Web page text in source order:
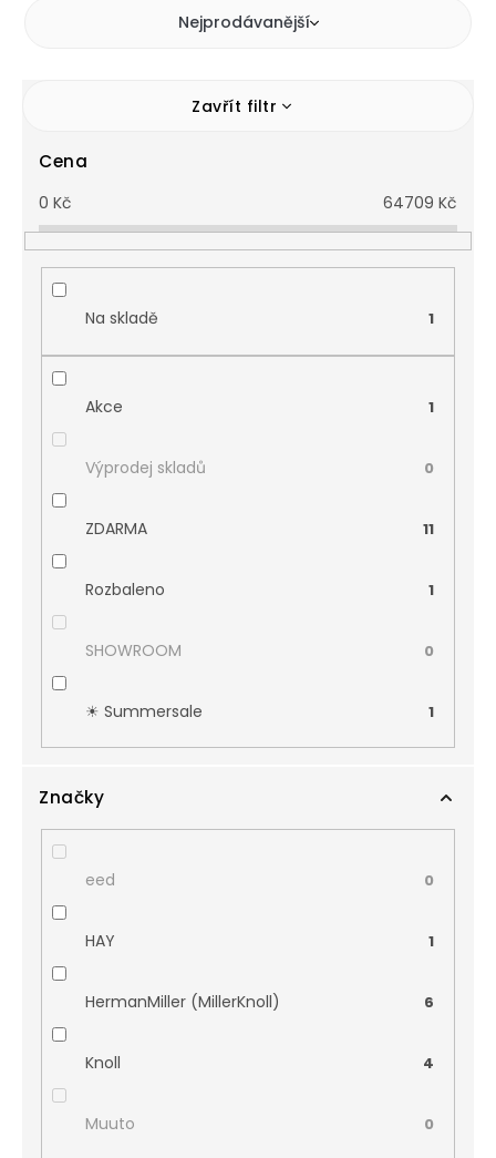
Nejprodávanější
Zavřít filtr
Cena
0 Kč 64709 Kč
Na skladě 1
Akce 1
Výprodej skladů 0
ZDARMA 11
Rozbaleno 1
SHOWROOM 0
☀︎ Summersale 1
Značky
eed 0
HAY 1
HermanMiller (MillerKnoll) 6
Knoll 4
Muuto 0